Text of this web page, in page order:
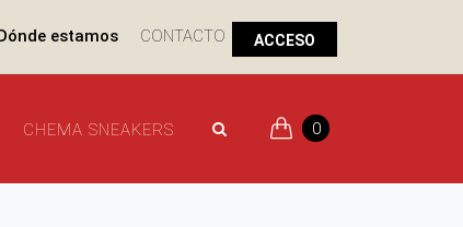
estamos CONTACTO ACCESO
CHEMA SNEAKERS 0